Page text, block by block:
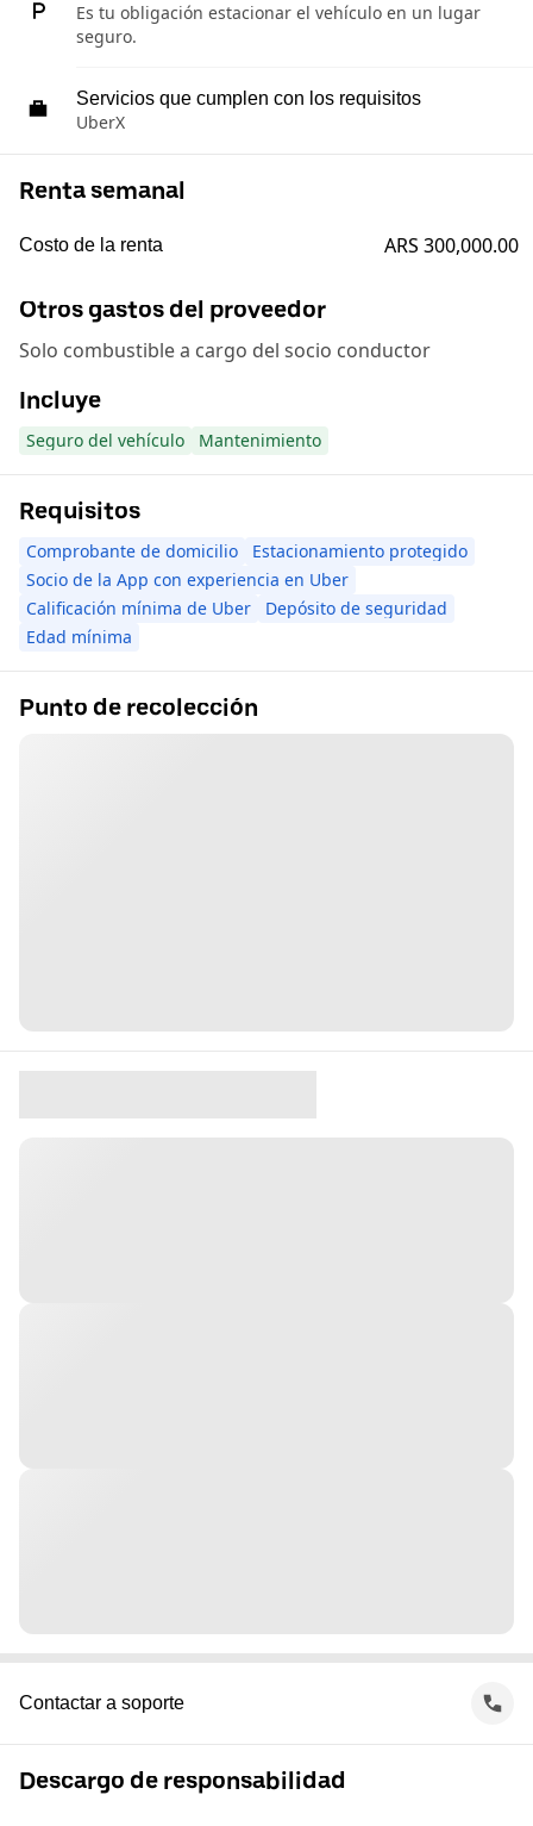
Es tu obligación estacionar el vehículo en un lugar
seguro.
Servicios que cumplen con los requisitos
UberX
Renta semanal
Costo de la renta ARS 300,000.00
Otros gastos del proveedor
Solo combustible a cargo del socio conductor
Incluye
Seguro del vehículo Mantenimiento
Requisitos
Comprobante de domicilio
Estacionamiento protegido
Socio de la App con experiencia en Uber
Calificación mínima de Uber
Depósito de seguridad
Edad mínima
Punto de recolección
Contactar a soporte
Descargo de responsabilidad